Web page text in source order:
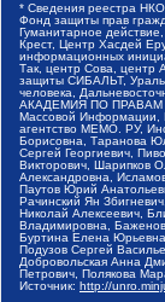
* Сведения реестра
Фонд защиты прав
Гуманитарное
Крест, Центр Хасдей
информационных
Так, центр Сова, центр
защиты СИБАЛЬТ,
человека,
АКАДЕМИЯ ПО ПРАВАМ
Массовой Информации,
агентство МЕМО. РУ,
Борисовна, Таранова
Сергей Георгиевич,
Викторович, Шарипков
Александровна,
Паутов Юрий
Рачинский Ян
Николай Алексеевич,
Владимировна,
Буртина Елена
Подузов Сергей
Добровольская Анна
Петрович, Полякова
Источник: http://